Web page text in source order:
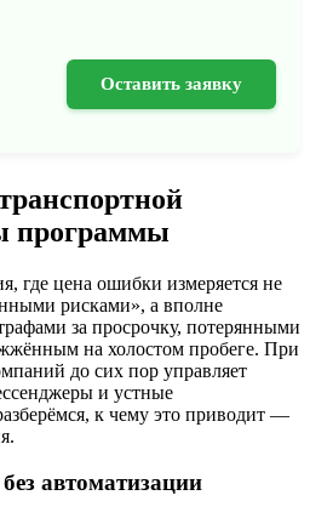
Оставить заявку
программы
где цена ошибки измеряется не
рисками», а вполне
за просрочку, потерянными
на холостом пробеге. При
до сих пор управляет
и устные
к чему это приводит —
автоматизации